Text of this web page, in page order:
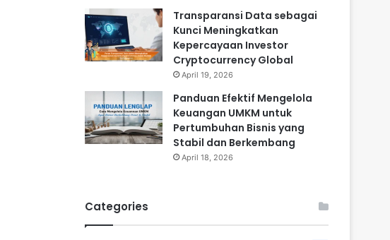
Transparansi Data sebagai
Kunci Meningkatkan
Kepercayaan Investor
Cryptocurrency Global
April 19, 2026
Panduan Efektif Mengelola
Keuangan UMKM untuk
Pertumbuhan Bisnis yang
Stabil dan Berkembang
April 18, 2026
Categories